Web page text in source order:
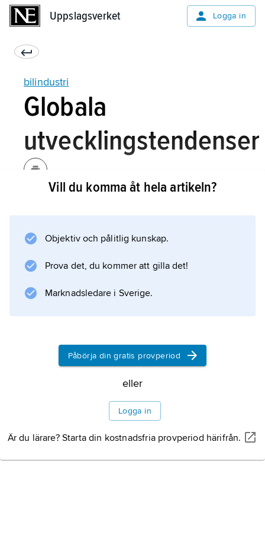
Uppslagsverket Logga in
bilindustri
Globala
utvecklingstendenser
öka under de senaste decennierna. Det är en
tydlig koncentration av tillverkningen till Kina,
Japan, USA/Kanada och EU, även om flera
fabriker i andra delar av Asien, som ett led i
Vill du komma åt hela artikeln?
Objektiv och pålitlig kunskap.
Prova det, du kommer att gilla det!
Marknadsledare i Sverige.
Påbörja din gratis provperiod
eller
Logga in
Är du lärare? Starta din kostnadsfria provperiod härifrån.